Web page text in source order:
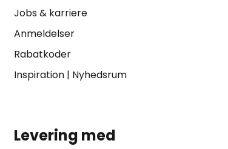
Jobs & karriere
Anmeldelser
Rabatkoder
Inspiration| Nyhedsrum
Levering med